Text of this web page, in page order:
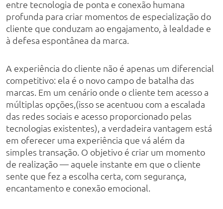
entre tecnologia de ponta e conexão humana
profunda para criar momentos de especialização do
cliente que conduzam ao engajamento, à lealdade e
à defesa espontânea da marca.
A experiência do cliente não é apenas um diferencial
competitivo: ela é o novo campo de batalha das
marcas. Em um cenário onde o cliente tem acesso a
múltiplas opções,(isso se acentuou com a escalada
das redes sociais e acesso proporcionado pelas
tecnologias existentes), a verdadeira vantagem está
em oferecer uma experiência que vá além da
simples transação. O objetivo é criar um momento
de realização — aquele instante em que o cliente
sente que fez a escolha certa, com segurança,
encantamento e conexão emocional.